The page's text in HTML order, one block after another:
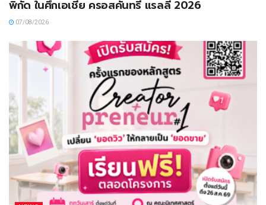
พิกัด ในศึกเอเชีย ครอสคันทรี แรลลี่ 2026
07/08/2026